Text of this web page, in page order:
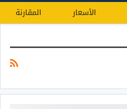
الأسعار المقارنة